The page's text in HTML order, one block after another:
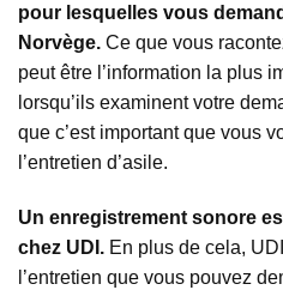
pour lesquelles vous
Norvège. Ce que vous
peut être l’information la plus
lorsqu’ils examinent votre
que c’est important que vous
l’entretien d’asile.
Un enregistrement sonore
chez UDI. En plus de cela,
l’entretien que vous pouvez